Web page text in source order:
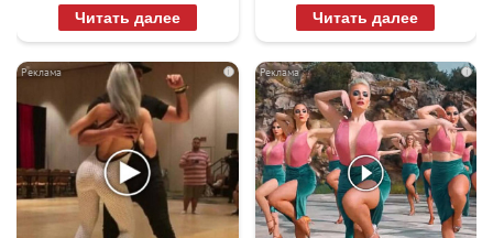
Читать далее Читать далее
i i